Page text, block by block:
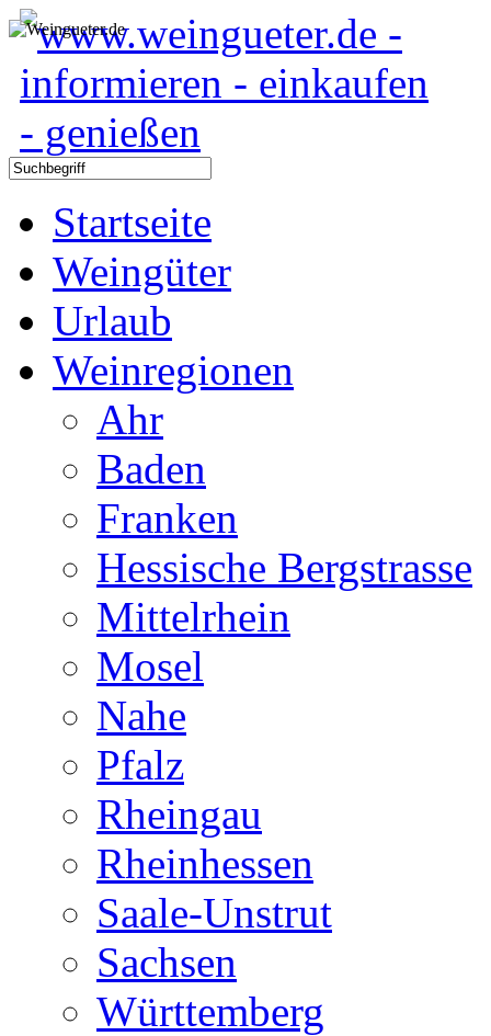
Startseite
Weingüter
Urlaub
Weinregionen
Ahr
Baden
Franken
Hessische Bergstrasse
Mittelrhein
Mosel
Nahe
Pfalz
Rheingau
Rheinhessen
Saale-Unstrut
Sachsen
Württemberg